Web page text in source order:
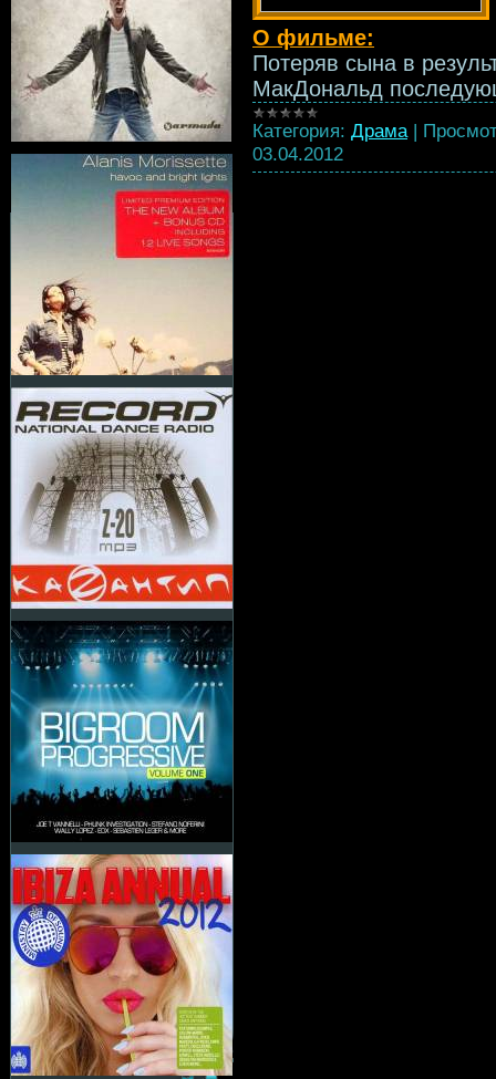
О фильме:
Потеряв сына в
МакДональд
Категория: Драма |
03.04.2012